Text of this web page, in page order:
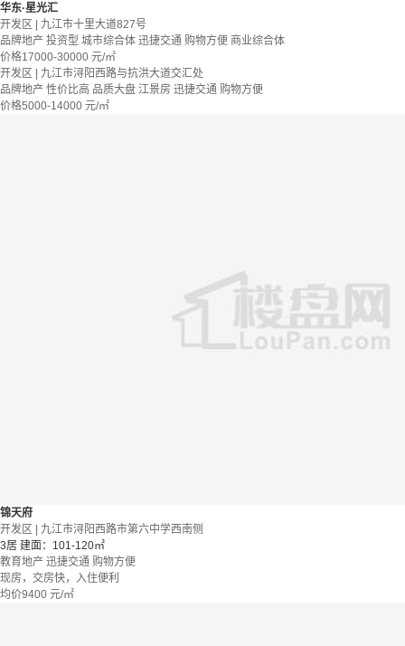
华东·星光汇
开发区 | 九江市十里大道827号
品牌地产 投资型 城市综合体 迅捷交通 购物方便 商业综合体
价格17000-30000 元/㎡
开发区 | 九江市浔阳西路与抗洪大道交汇处
品牌地产 性价比高 品质大盘 江景房 迅捷交通 购物方便
价格5000-14000 元/㎡
锦天府
开发区 | 九江市浔阳西路市第六中学西南侧
3居 建面：101-120㎡
教育地产 迅捷交通 购物方便
现房，交房快，入住便利
均价9400 元/㎡